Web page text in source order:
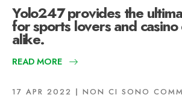
Yolo247 provides the
for sports lovers and casino
alike.
READ MORE
17 APR 2022 NON CI SONO